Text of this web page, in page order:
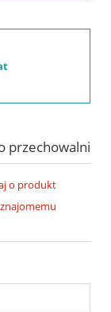
przechowalni
o produkt